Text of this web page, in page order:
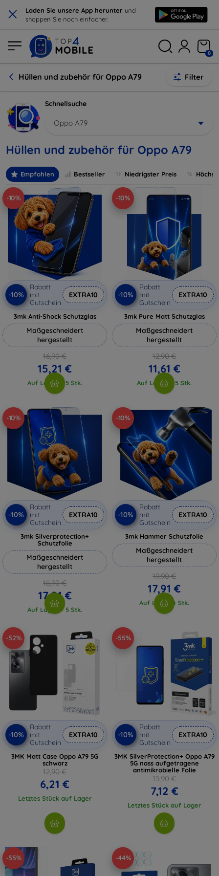
× Laden Sie unsere App herunter und
shoppen Sie noch einfacher.
0
Hüllen und zubehör für Oppo A79 Filter
Schnellsuche
Oppo A79
Hüllen und zubehör für Oppo A79
Empfohlen Bestseller Niedrigster Preis
-10%
-10%
Rabatt
mit
Gutschein
EXTRA10
3mk Anti-Shock Schutzglas
Maßgeschneidert
hergestellt
16,90 €
15,21 €
Auf Lager > 5 Stk.
-10%
-10%
Rabatt
mit
Gutschein
EXTRA10
3mk Pure Matt Schutzglas
Maßgeschneidert
hergestellt
12,90 €
11,61 €
Auf Lager > 5 Stk.
-10%
-10%
Rabatt
mit
Gutschein
EXTRA10
3mk Silverprotection+
Schutzfolie
Maßgeschneidert
hergestellt
18,90 €
17,01 €
Auf Lager > 5 Stk.
-10%
-10%
Rabatt
mit
Gutschein
EXTRA10
3mk Hammer Schutzfolie
Maßgeschneidert
hergestellt
19,90 €
17,91 €
Auf Lager 4 Stk.
-52%
-10%
Rabatt
mit
Gutschein
EXTRA10
3MK Matt Case Oppo A79 5G
schwarz
12,90 €
6,21 €
Letztes Stück auf Lager
-55%
-10%
Rabatt
mit
Gutschein
EXTRA10
3MK SilverProtection+ Oppo A79
5G nass aufgetragene
antimikrobielle Folie
15,90 €
7,12 €
Letztes Stück auf Lager
-55% -44%